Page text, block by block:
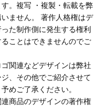
。複写 ・複製・転載を弊
ません。 著作人格権はデ
た制作側に発生する権利
ことはできませんのでご
関連などデザインは弊社
、その他でご紹介させて
めご了承ください。
商品のデザインの著作権